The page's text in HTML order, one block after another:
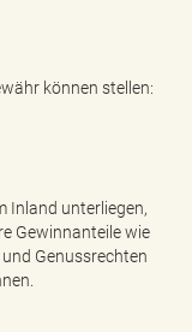
können stellen:
Inland unterliegen,
Gewinnanteile wie
Genussrechten